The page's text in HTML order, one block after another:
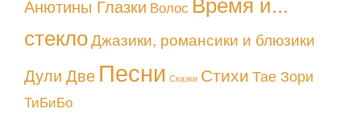
Анютины Глазки Волос
стеклоДжазики, романсики и блюзики
Дули Две Песни Сказки СтихиТае Зори
ТиБиБо